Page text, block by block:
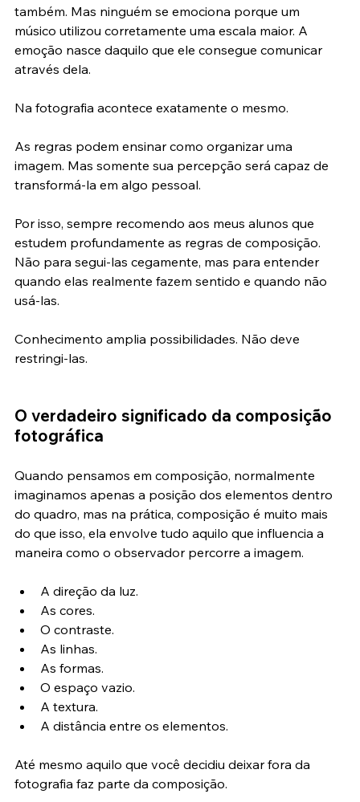
Aprender harmonia é importante. Conhecer escalas
também. Mas ninguém se emociona porque um
músico utilizou corretamente uma escala maior. A
emoção nasce daquilo que ele consegue comunicar
As regras podem ensinar como organizar uma
imagem. Mas somente sua percepção será capaz de
Por isso, sempre recomendo aos meus alunos que
estudem profundamente as regras de composição.
Não para segui-las cegamente, mas para entender
quando elas realmente fazem sentido e quando não
Conhecimento amplia possibilidades. Não deve
O verdadeiro significado da composição
Quando pensamos em composição, normalmente
imaginamos apenas a posição dos elementos dentro
do quadro, mas na prática, composição é muito mais
do que isso, ela envolve tudo aquilo que influencia a
A direção da luz.
As cores.
O contraste.
As linhas.
As formas.
O espaço vazio.
A textura.
Até mesmo aquilo que você decidiu deixar fora da